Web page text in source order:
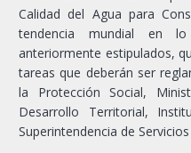
Calidad del Agua para
tendencia mundial en
anteriormente estipulados,
tareas que deberán ser
la Protección Social,
Desarrollo Territorial,
Superintendencia de